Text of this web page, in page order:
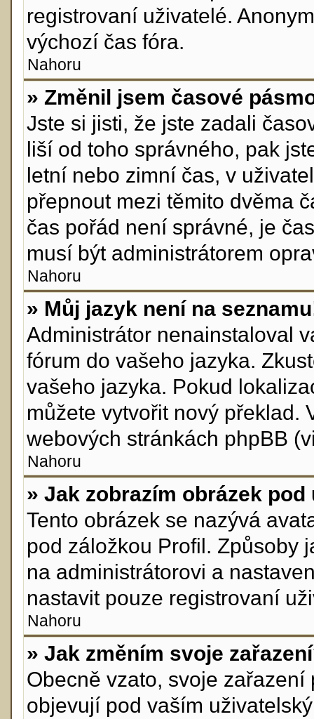
registrovaní uživatelé.
výchozí čas fóra.
Nahoru
» Změnil jsem časové
Jste si jisti, že jste zadali
liší od toho správného, pak
letní nebo zimní čas, v
přepnout mezi těmito dvěma
čas pořád není správné, je
musí být administrátorem
Nahoru
» Můj jazyk není na
Administrátor nenainstaloval
fórum do vašeho jazyka.
vašeho jazyka. Pokud
můžete vytvořit nový překlad.
webových stránkách phpBB
Nahoru
» Jak zobrazím obrázek
Tento obrázek se nazývá
pod záložkou Profil. Způsoby
na administrátorovi a
nastavit pouze registrovaní
Nahoru
» Jak změním svoje
Obecně vzato, svoje
objevují pod vaším